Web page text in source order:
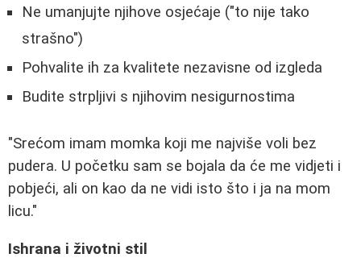
Ne umanjujte njihove osjećaje ("to nije tako
strašno")
Pohvalite ih za kvalitete nezavisne od izgleda
Budite strpljivi s njihovim nesigurnostima
"Srećom imam momka koji me najviše voli bez
pudera. U početku sam se bojala da će me vidjeti i
pobjeći, ali on kao da ne vidi isto što i ja na mom
licu."
Ishrana i životni stil